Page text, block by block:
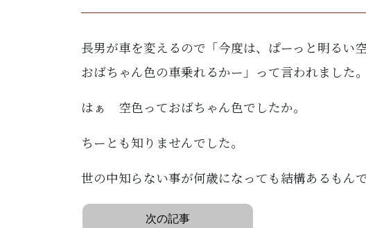
長男が車を変えるので「今度は、ぱーっと明るい
おばちゃん色の車乗れるかー」って言われました。
はぁ 空色っておばちゃん色でしたか。
ちーとも知りませんでした。
世の中知らない事が何歳になっても結構あるもんで
次の記事